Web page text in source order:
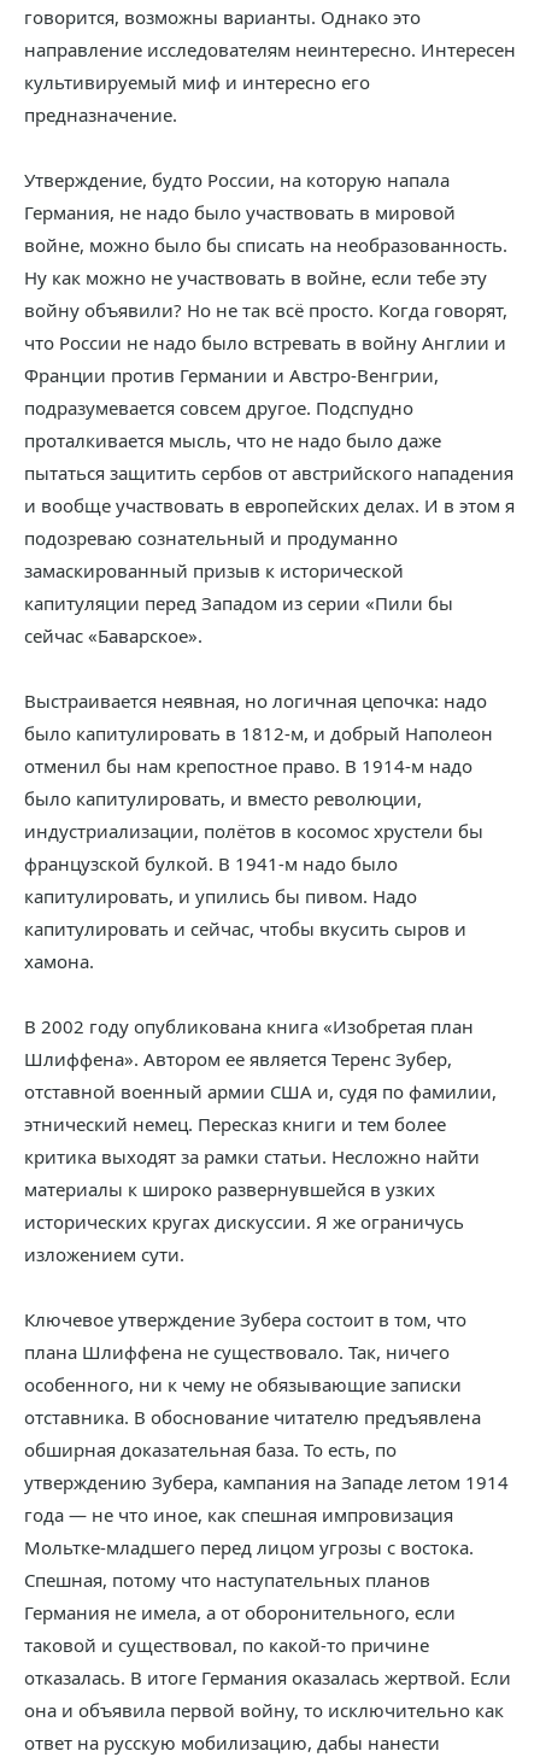
говорится, возможны варианты. Однако это
направление исследователям неинтересно. Интересен
культивируемый миф и интересно его
предназначение.
Утверждение, будто России, на которую напала
Германия, не надо было участвовать в мировой
войне, можно было бы списать на необразованность.
Ну как можно не участвовать в войне, если тебе эту
войну объявили? Но не так всё просто. Когда говорят,
что России не надо было встревать в войну Англии и
Франции против Германии и Австро-Венгрии,
подразумевается совсем другое. Подспудно
проталкивается мысль, что не надо было даже
пытаться защитить сербов от австрийского нападения
и вообще участвовать в европейских делах. И в этом я
подозреваю сознательный и продуманно
замаскированный призыв к исторической
капитуляции перед Западом из серии «Пили бы
сейчас «Баварское».
Выстраивается неявная, но логичная цепочка: надо
было капитулировать в 1812-м, и добрый Наполеон
отменил бы нам крепостное право. В 1914-м надо
было капитулировать, и вместо революции,
индустриализации, полётов в косомос хрустели бы
французской булкой. В 1941-м надо было
капитулировать, и упились бы пивом. Надо
капитулировать и сейчас, чтобы вкусить сыров и
хамона.
В 2002 году опубликована книга «Изобретая план
Шлиффена». Автором ее является Теренс Зубер,
отставной военный армии США и, судя по фамилии,
этнический немец. Пересказ книги и тем более
критика выходят за рамки статьи. Несложно найти
материалы к широко развернувшейся в узких
исторических кругах дискуссии. Я же ограничусь
изложением сути.
Ключевое утверждение Зубера состоит в том, что
плана Шлиффена не существовало. Так, ничего
особенного, ни к чему не обязывающие записки
отставника. В обоснование читателю предъявлена
обширная доказательная база. То есть, по
утверждению Зубера, кампания на Западе летом 1914
года — не что иное, как спешная импровизация
Мольтке-младшего перед лицом угрозы с востока.
Спешная, потому что наступательных планов
Германия не имела, а от оборонительного, если
таковой и существовал, по какой-то причине
отказалась. В итоге Германия оказалась жертвой. Если
она и объявила первой войну, то исключительно как
ответ на русскую мобилизацию, дабы нанести